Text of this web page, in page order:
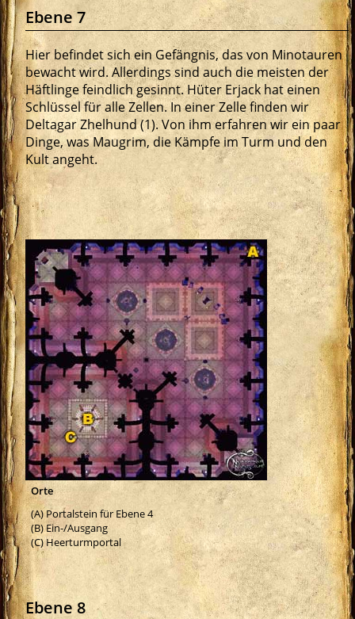
Ebene 7
Hier befindet sich ein Gefängnis, das von Minotauren
bewacht wird. Allerdings sind auch die meisten der
Häftlinge feindlich gesinnt. Hüter Erjack hat einen
Schlüssel für alle Zellen. In einer Zelle finden wir
Deltagar Zhelhund (1). Von ihm erfahren wir ein paar
Dinge, was Maugrim, die Kämpfe im Turm und den
Kult angeht.
Orte
(A) Portalstein für Ebene 4
(B) Ein-/Ausgang
(C) Heerturmportal
Ebene 8